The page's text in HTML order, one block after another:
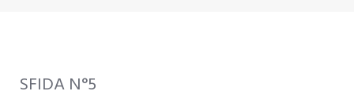
SFIDA N°5